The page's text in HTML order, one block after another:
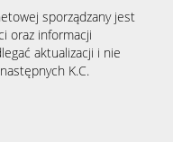
sporządzany jest
oraz informacji
aktualizacji i nie
K.C.